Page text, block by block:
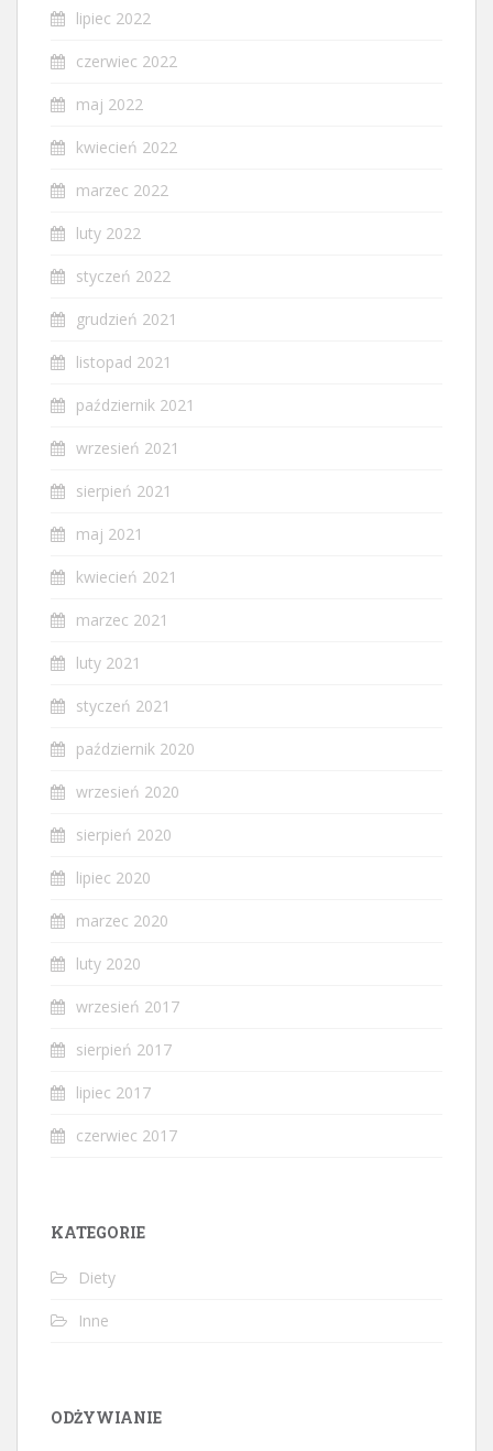
lipiec 2022
czerwiec 2022
maj 2022
kwiecień 2022
marzec 2022
luty 2022
styczeń 2022
grudzień 2021
listopad 2021
październik 2021
wrzesień 2021
sierpień 2021
maj 2021
kwiecień 2021
marzec 2021
luty 2021
styczeń 2021
październik 2020
wrzesień 2020
sierpień 2020
lipiec 2020
marzec 2020
luty 2020
wrzesień 2017
sierpień 2017
lipiec 2017
czerwiec 2017
KATEGORIE
Diety
Inne
ODŻYWIANIE